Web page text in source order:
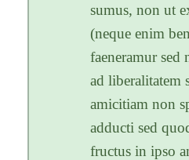
sumus, non ut
(neque enim
faeneramur sed
ad liberalitatem
amicitiam non
adducti sed
fructus in ipso